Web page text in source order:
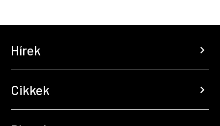
Hírek chevron_right
Cikkek chevron_right